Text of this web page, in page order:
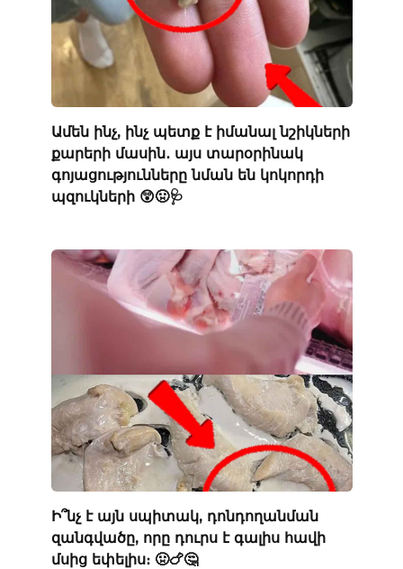
Ամեն ինչ, ինչ պետք է իմանալ նշիկների
քարերի մասին․ այս տարօրինակ
գոյացությունները նման են կոկորդի
պզուկների 😲🤢🩺
Ի՞նչ է այն սպիտակ, դոնդողանման
զանգվածը, որը դուրս է գալիս հավի
մսից եփելիս։ 🤢🍗🤔